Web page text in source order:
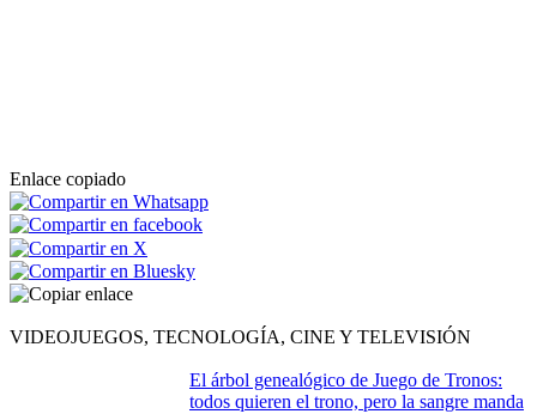
Enlace copiado
VIDEOJUEGOS, TECNOLOGÍA, CINE Y TELEVISIÓN
El árbol genealógico de Juego de Tronos:
todos quieren el trono, pero la sangre manda